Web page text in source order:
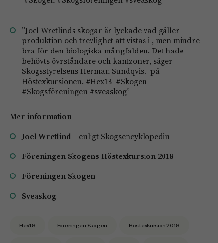
”Joel Wretlinds skogar är lyckade vad gäller
produktion och trevlighet att vistas i , men mindre
bra för den biologiska mångfalden. Det hade
behövts övrståndare och kantzoner, säger
Skogsstyrelsens Herman Sundqvist på
Höstexkursionen. #Hex18 #Skogen
#Skogsföreningen #sveaskog”
Mer information
Joel Wretlind – enligt Skogsencyklopedin
Föreningen Skogens Höstexkursion 2018
Föreningen Skogen
Sveaskog
Hex18 Föreningen Skogen Höstexkursion 2018